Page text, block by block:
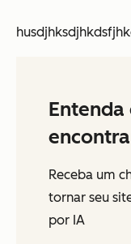
Entenda
Receba um
tornar seu
por IA